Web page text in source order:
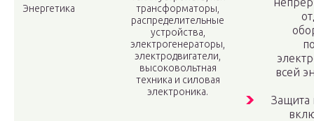
Энергетика
трансформаторы,
распределительные
устройства,
электрогенераторы,
электродвигатели,
высоковольтная
техника и силовая
электроника.
всей
Защита